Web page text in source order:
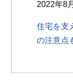
2022年8
住宅を支
の注意点